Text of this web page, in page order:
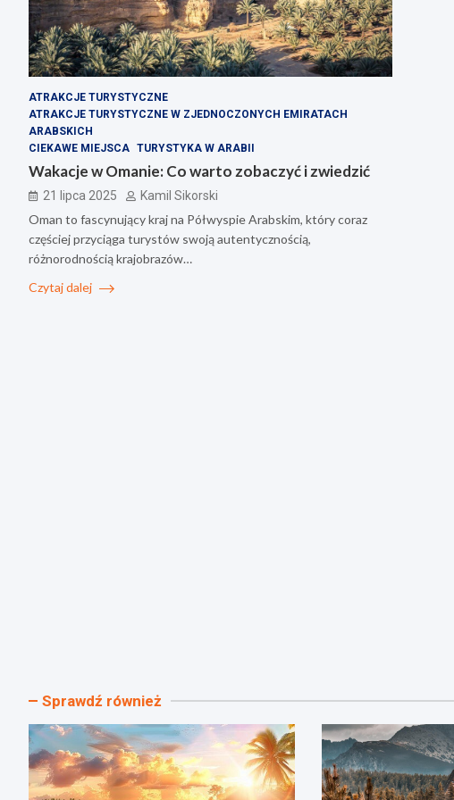
ATRAKCJE TURYSTYCZNE
ATRAKCJE TURYSTYCZNE W ZJEDNOCZONYCH EMIRATACH
ARABSKICH
CIEKAWE MIEJSCA TURYSTYKA W ARABII
Wakacje w Omanie: Co warto zobaczyć i zwiedzić
21 lipca 2025 Kamil Sikorski
Oman to fascynujący kraj na Półwyspie Arabskim, który coraz
częściej przyciąga turystów swoją autentycznością,
różnorodnością krajobrazów…
Czytaj dalej
Sprawdź również